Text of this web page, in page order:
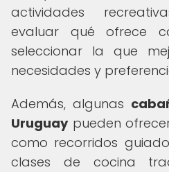
actividades
evaluar qué ofrece
seleccionar la que
necesidades y
Además, algunas
Uruguaypueden
como recorridos
clases de cocina